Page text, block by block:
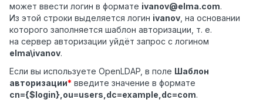
может ввести логин в формате ivanov@elma.com.
Из этой строки выделяется логин ivanov , на основании
которого заполняется шаблон авторизации, т. е.
на сервер авторизации уйдёт запрос с логином
elma\ivanov.
Если вы используете OpenLDAP, в поле Шаблон
авторизации* введите значение в формате
cn={$login},ou=users,dc=example,dc=com.